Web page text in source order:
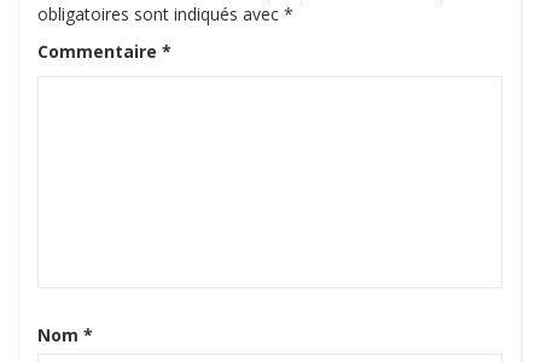
obligatoires sont indiqués avec *
Commentaire *
Nom *